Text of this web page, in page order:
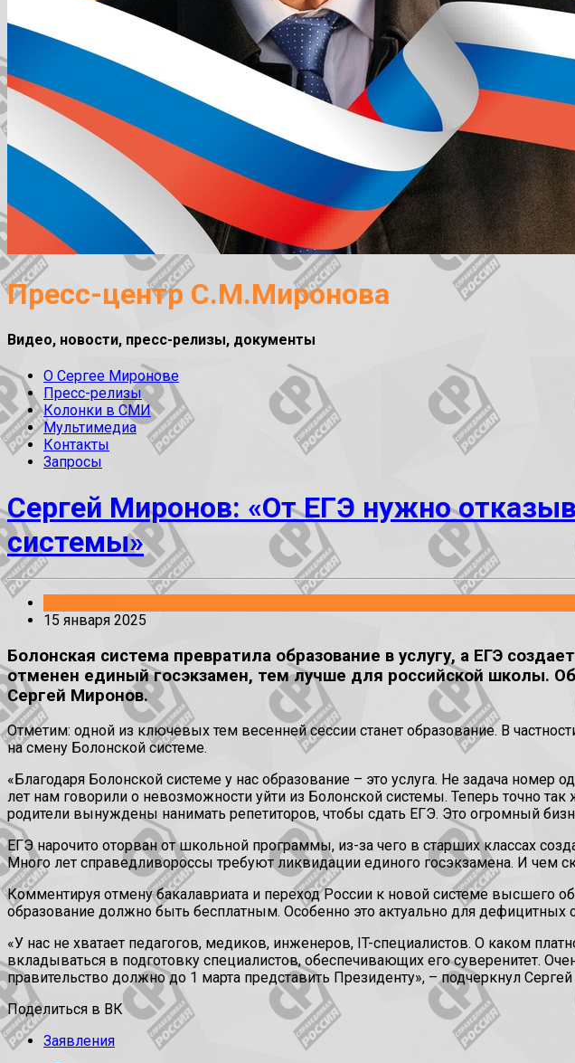
Пресс-центр С.М.Миронова
Видео, новости, пресс-релизы, документы
О Сергее Миронове
Пресс-релизы
Колонки в СМИ
Мультимедиа
Контакты
Запросы
Сергей Миронов: «От ЕГЭ нужно
системы»
15 января 2025
Болонская система превратила образование в услугу, а ЕГЭ
отменен единый госэкзамен, тем лучше для российской школы.
Сергей Миронов.
Отметим: одной из ключевых тем весенней сессии станет образование. В
на смену Болонской системе.
«Благодаря Болонской системе у нас образование – это услуга. Не задача номер
лет нам говорили о невозможности уйти из Болонской системы. Теперь точно
родители вынуждены нанимать репетиторов, чтобы сдать ЕГЭ. Это огромный
ЕГЭ нарочито оторван от школьной программы, из-за чего в старших классах
Много лет справедливороссы требуют ликвидации единого госэкзамена. И чем
Комментируя отмену бакалавриата и переход России к новой системе высшего
образование должно быть бесплатным. Особенно это актуально для дефицитных
«У нас не хватает педагогов, медиков, инженеров, IT-специалистов. О каком
вкладываться в подготовку специалистов, обеспечивающих его суверенитет.
правительство должно до 1 марта представить Президенту», – подчеркнул
Поделиться в ВК
Заявления